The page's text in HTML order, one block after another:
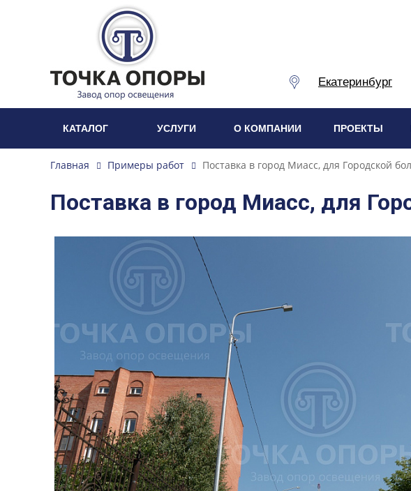
Екатеринбург
КАТАЛОГ УСЛУГИ О КОМПАНИИ ПРОЕКТЫ
Главная Примеры работ Поставка в город Миасс, для Городской
Поставка в город Миасс, для